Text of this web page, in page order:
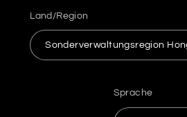
Land/Region
Sprache